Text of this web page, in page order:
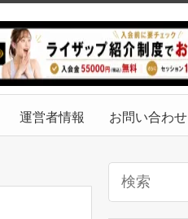
運営者情報 お問い合わせ